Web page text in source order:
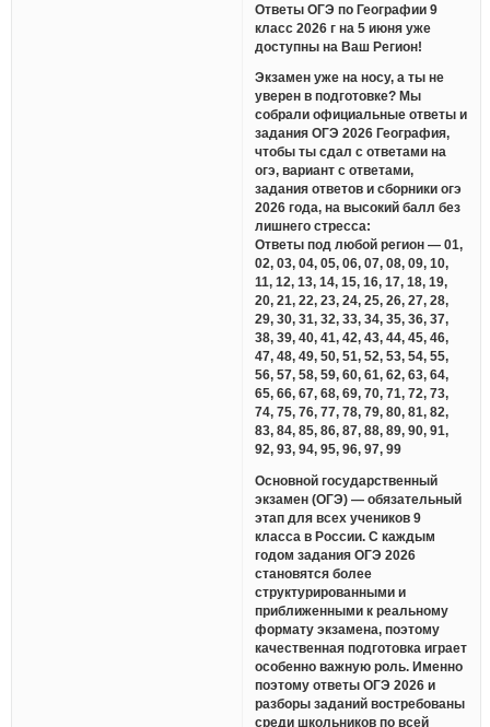
Ответы ОГЭ по Географии 9
класс 2026 г на 5 июня уже
доступны на Ваш Регион!
Экзамен уже на носу, а ты не
уверен в подготовке? Мы
собрали официальные ответы и
задания ОГЭ 2026 География,
чтобы ты сдал с ответами на
огэ, вариант с ответами,
задания ответов и сборники огэ
2026 года, на высокий балл без
лишнего стресса:
Ответы под любой регион — 01,
02, 03, 04, 05, 06, 07, 08, 09, 10,
11, 12, 13, 14, 15, 16, 17, 18, 19,
20, 21, 22, 23, 24, 25, 26, 27, 28,
29, 30, 31, 32, 33, 34, 35, 36, 37,
38, 39, 40, 41, 42, 43, 44, 45, 46,
47, 48, 49, 50, 51, 52, 53, 54, 55,
56, 57, 58, 59, 60, 61, 62, 63, 64,
65, 66, 67, 68, 69, 70, 71, 72, 73,
74, 75, 76, 77, 78, 79, 80, 81, 82,
83, 84, 85, 86, 87, 88, 89, 90, 91,
92, 93, 94, 95, 96, 97, 99
Основной государственный
экзамен (ОГЭ) — обязательный
этап для всех учеников 9
класса в России. С каждым
годом задания ОГЭ 2026
становятся более
структурированными и
приближенными к реальному
формату экзамена, поэтому
качественная подготовка играет
особенно важную роль. Именно
поэтому ответы ОГЭ 2026 и
разборы заданий востребованы
среди школьников по всей